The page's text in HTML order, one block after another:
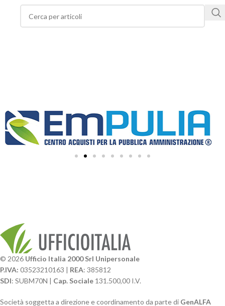
© 2026 Ufficio Italia 2000 Srl Unipersonale
P.IVA: 03523210163 | REA: 385812
SDI: SUBM70N | Cap. Sociale 131.500,00 I.V.
Società soggetta a direzione e coordinamento da parte di GenALFA